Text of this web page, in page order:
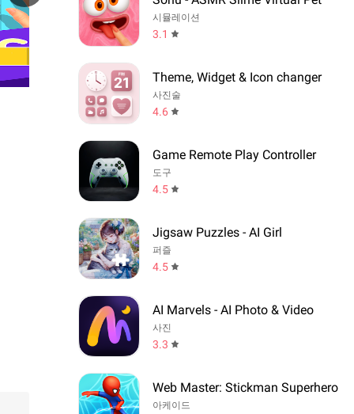
시뮬레이션
3.1
Theme, Widget & Icon changer
사진술
4.6
Game Remote Play Controller
도구
4.5
Jigsaw Puzzles - AI Girl
퍼즐
4.5
AI Marvels - AI Photo & Video
사진
3.3
Web Master: Stickman Superhero
아케이드